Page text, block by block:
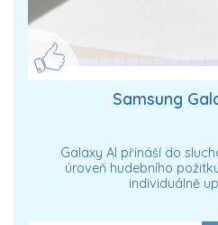
Samsung
Galaxy AI přináší do
úroveň hudebního
individuálně